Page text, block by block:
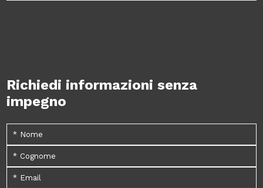
Richiedi informazioni senza
impegno